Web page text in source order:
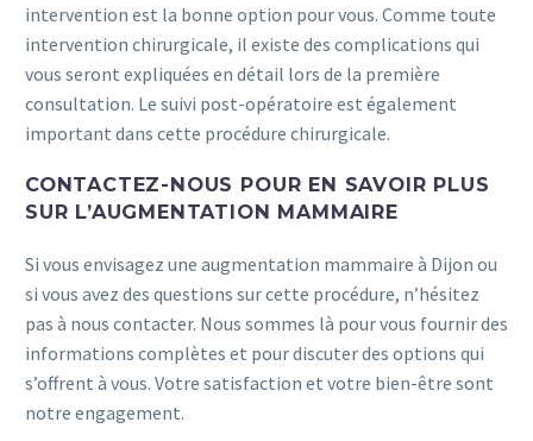
intervention est la bonne option pour vous. Comme toute
intervention chirurgicale, il existe des complications qui
vous seront expliquées en détail lors de la première
consultation. Le suivi post-opératoire est également
important dans cette procédure chirurgicale.
CONTACTEZ-NOUS POUR EN SAVOIR PLUS
SUR L’AUGMENTATION MAMMAIRE
Si vous envisagez une augmentation mammaire à Dijon ou
si vous avez des questions sur cette procédure, n’hésitez
pas à nous contacter. Nous sommes là pour vous fournir des
informations complètes et pour discuter des options qui
s’offrent à vous. Votre satisfaction et votre bien-être sont
notre engagement.